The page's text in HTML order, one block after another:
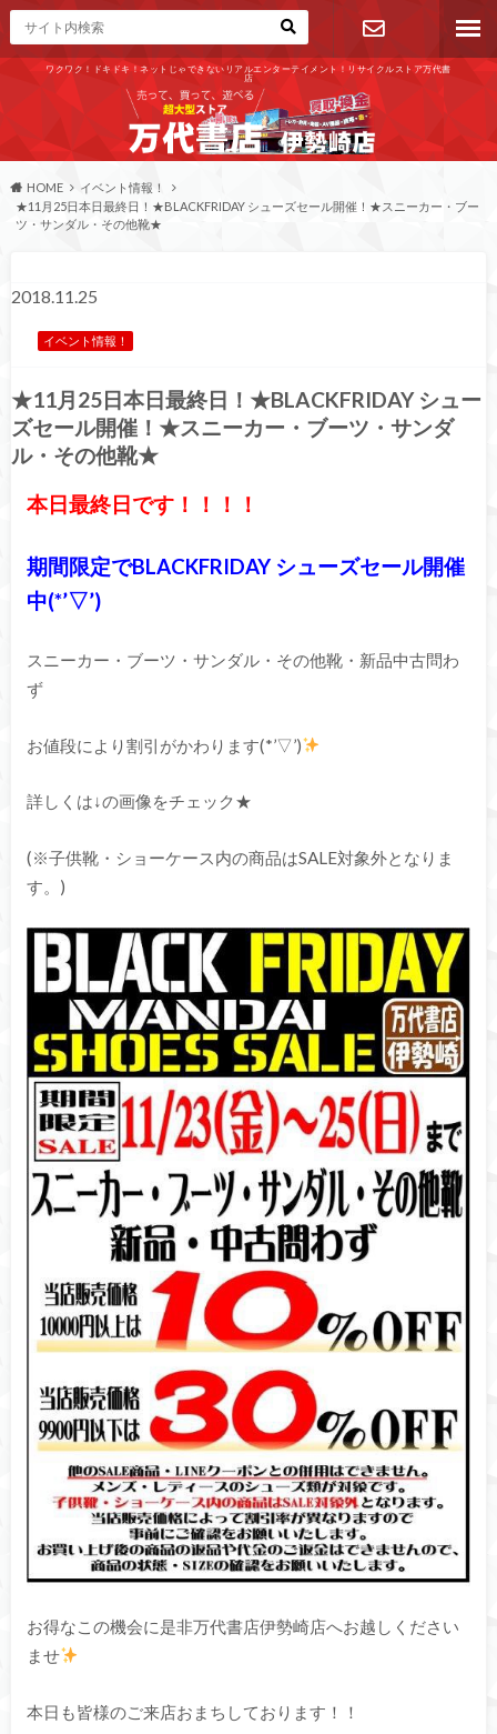
ワクワク！ドキドキ！ネットじゃできないリアルエンターテイメント！リサイクルストア万代書
店
お問い合わ
せ
HOME
イベント情報！
★11月25日本日最終日！★BLACKFRIDAY シューズセール開催！★スニーカー・ブー
ツ・サンダル・その他靴★
2018.11.25
イベント情報！
★11月25日本日最終日！★BLACKFRIDAY シュー
ズセール開催！★スニーカー・ブーツ・サンダ
ル・その他靴★
本日最終日です！！！！
期間限定でBLACKFRIDAY シューズセール開催
中(*’▽’)
スニーカー・ブーツ・サンダル・その他靴・新品中古問わ
ず
お値段により割引がかわります(*’▽’)
詳しくは↓の画像をチェック★
(※子供靴・ショーケース内の商品はSALE対象外となりま
す。)
お得なこの機会に是非万代書店伊勢崎店へお越しください
ませ
本日も皆様のご来店おまちしております！！